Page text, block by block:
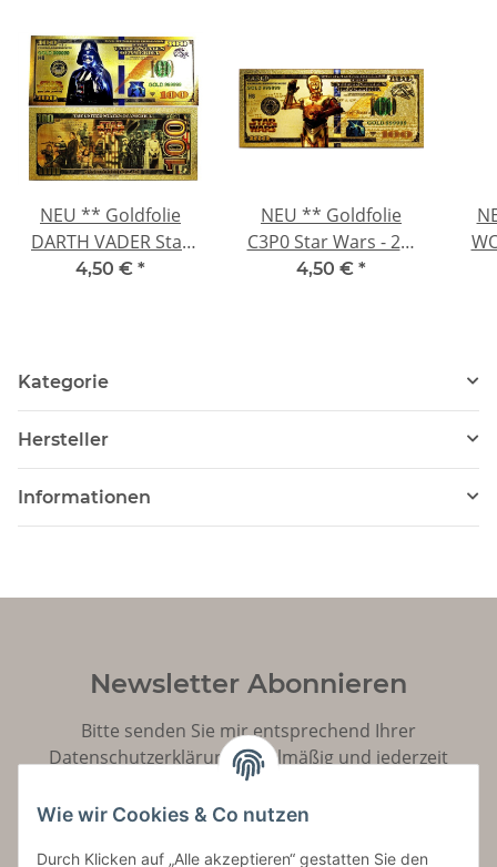
NEU ** Goldfolie
DARTH VADER Star
Wars - 24-Karat
4,50 € *
NEU ** Goldfolie
C3P0 Star Wars - 24-
Karat Vergoldung -
4,50 € *
Kategorie
Hersteller
Informationen
Newsletter Abonnieren
Bitte senden Sie mir entsprechend Ihrer
Datenschutzerklärungregelmäßig und jederzeit
widerruflich Informationen zu Ihrem Produktsortiment
per E-Mail zu.
Wie wir Cookies & Co nutzen
Durch Klicken auf „Alle akzeptieren“ gestatten Sie den